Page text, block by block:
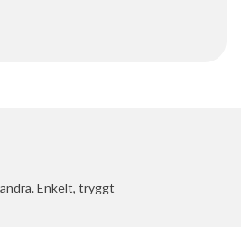
Enkelt, tryggt